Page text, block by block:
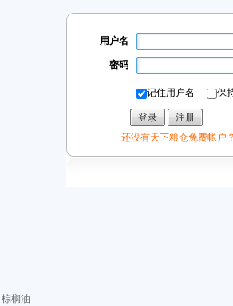
用户名
密码
记住用户名 保
还没有天下粮仓免费帐户？
棕榈油